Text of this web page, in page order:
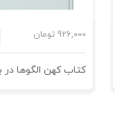
926,000 تومان